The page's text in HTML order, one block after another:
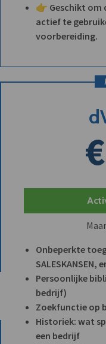
👉 Geschikt om
actief te
voorbereiding.
Onbeperkte
Persoonlijke
bedrijf)
Zoekfunctie op
Historiek: wat
een bedrijf